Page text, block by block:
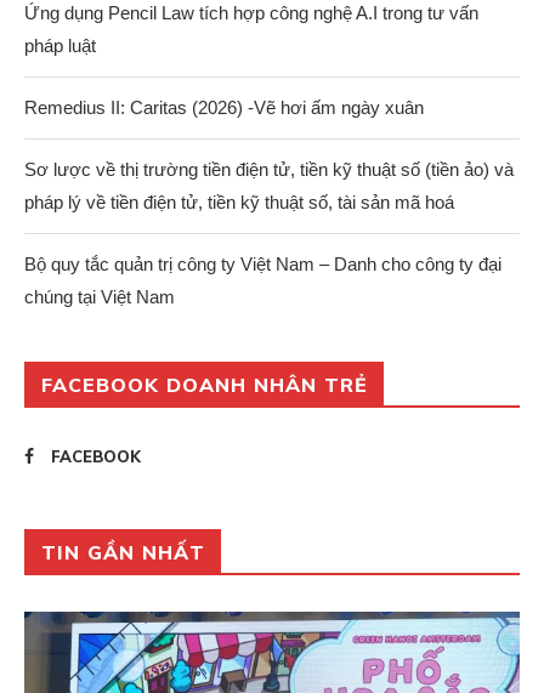
Ứng dụng Pencil Law tích hợp công nghệ A.I trong tư vấn
pháp luật
Remedius II: Caritas (2026) -Vẽ hơi ấm ngày xuân
Sơ lược về thị trường tiền điện tử, tiền kỹ thuật số (tiền ảo) và
pháp lý về tiền điện tử, tiền kỹ thuật số, tài sản mã hoá
Bộ quy tắc quản trị công ty Việt Nam – Danh cho công ty đại
chúng tại Việt Nam
FACEBOOK DOANH NHÂN TRẺ
FACEBOOK
TIN GẦN NHẤT